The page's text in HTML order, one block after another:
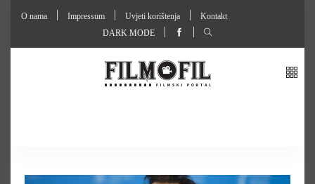
O nama Impressum Uvjeti korištenja
Kontakt
DARK MODE